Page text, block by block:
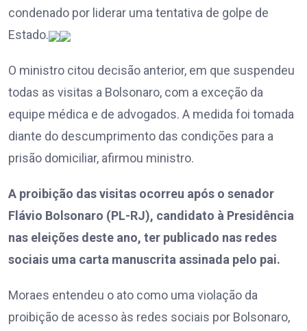
condenado por liderar uma tentativa de golpe de
Estado.
O ministro citou decisão anterior, em que suspendeu
todas as visitas a Bolsonaro, com a exceção da
equipe médica e de advogados. A medida foi tomada
diante do descumprimento das condições para a
prisão domiciliar, afirmou ministro.
A proibição das visitas ocorreu após o senador
Flávio Bolsonaro (PL-RJ), candidato à Presidência
nas eleições deste ano, ter publicado nas redes
sociais uma carta manuscrita assinada pelo pai.
Moraes entendeu o ato como uma violação da
proibição de acesso às redes sociais por Bolsonaro,